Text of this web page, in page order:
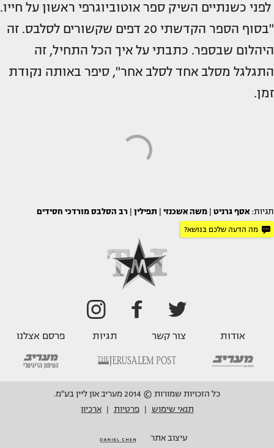
לפני כשנתיים השיק ספר אוטוביוגרפי ראשון על חייו.
"בסוף הספר הקדשתי 20 דפים שקשורים לסלבס. זה
היהלום שבספר. כתבתי על איך הכל התחיל, זה
התגלגל מסלב אחד לסלב אחר", סיפר באותה נקודת
זמן.
תגיות: אסף גרניט משה אשכנזי תפילין רב הסלבס מורדכי חסידים
מה הדעה שלכם בנושא?
אודות צור קשר תגיות פרסם אצלנו
כל הזכויות שמורות © 2014 מעריב און ליין בע"מ.
תנאי שימוש
פרטיות ארכיון
עיצוב אתר